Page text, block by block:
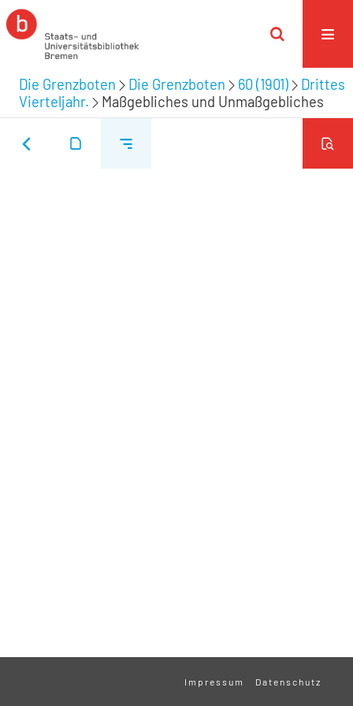
Die Grenzboten Die Grenzboten 60 (1901)
Drittes
Vierteljahr.
Maßgebliches und Unmaßgebliches
Impressum Datenschutz